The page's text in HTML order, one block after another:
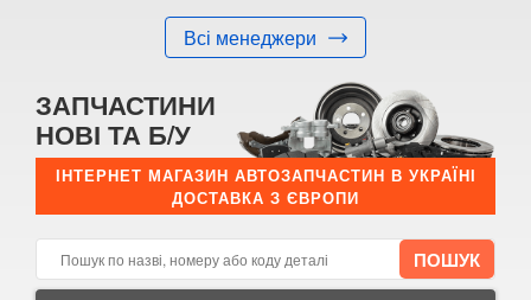
Всі менеджери
ЗАПЧАСТИНИ
НОВІ ТА Б/У
ІНТЕРНЕТ МАГАЗИН АВТОЗАПЧАСТИН В УКРАЇНІ
ДОСТАВКА З ЄВРОПИ
КУПИТИ
Оригінальний номер:
Примітка:
E-mail:
Телефон: